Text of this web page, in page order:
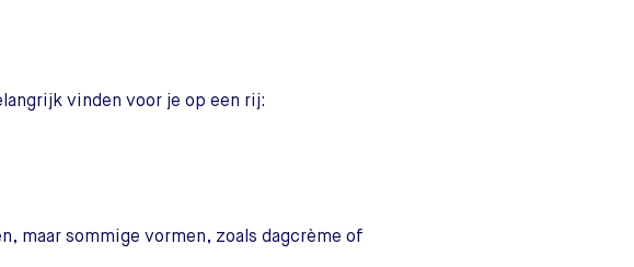
vinden voor je op een rij:
maar sommige vormen, zoals dagcrème of